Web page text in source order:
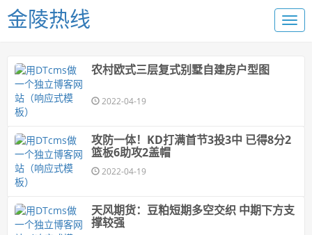
金陵热线
农村欧式三层复式别墅自建房户型图
2022-04-19
攻防一体！KD打满首节3投3中 已得8分2
篮板6助攻2盖帽
2022-04-19
天风期货：豆粕短期多空交织 中期下方支
撑较强